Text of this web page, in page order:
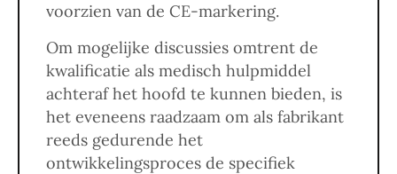
voorzien van de CE-markering.
Om mogelijke discussies omtrent de
kwalificatie als medisch hulpmiddel
achteraf het hoofd te kunnen bieden, is
het eveneens raadzaam om als fabrikant
reeds gedurende het
ontwikkelingsproces de specifiek